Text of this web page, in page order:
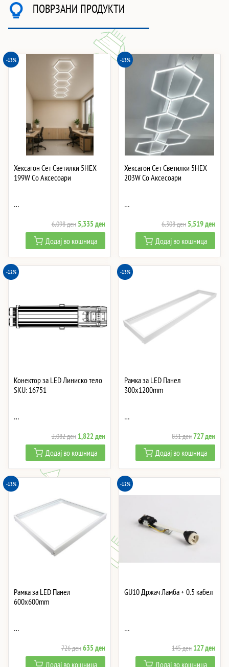
ПОВРЗАНИ ПРОДУКТИ
-13%
Хексагон Сет Светилки 5HEX
199W Со Аксесоари
…
6,098ден Original
price
was:
6,098 ден.
5,335денCurrent
price
is:
5,335 ден.
Додај во кошница
-13%
Хексагон Сет Светилки 5HEX
203W Со Аксесоари
…
6,308ден Original
price
was:
6,308 ден.
5,519ден
price
is:
Додај во кошница
-12%
Конектор за LED Линиско тело
SKU: 16751
…
2,082ден Original
price
was:
2,082 ден.
1,822денCurrent
price
is:
1,822 ден.
Додај во кошница
-13%
Рамка за LED Панел
300x1200mm
…
831денOriginal
price
was:
831 ден.
727ден
price
is:
727
Додај во кошница
-13%
Рамка за LED Панел
600x600mm
…
726денOriginal
price
635денCurrent
price
Додај во кошница
-12%
GU10 Држач Ламба + 0.5 кабел
…
145ден Original
price
127ден
price
Додај во кошница